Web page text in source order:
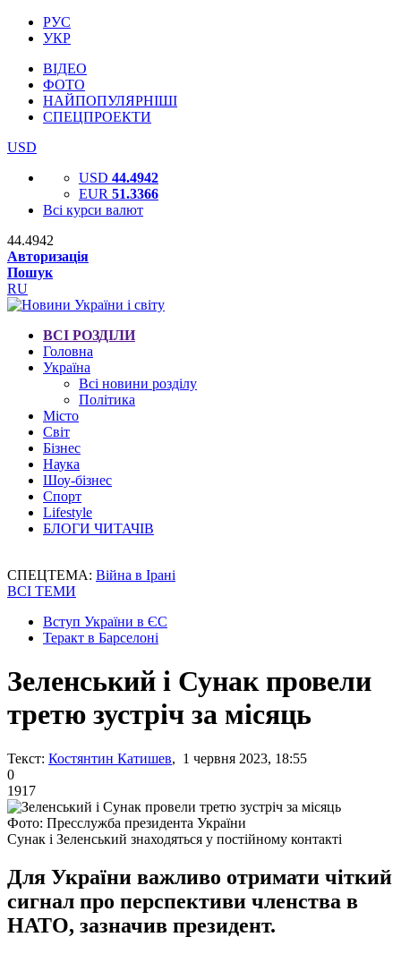
РУС
УКР
ВІДЕО
ФОТО
НАЙПОПУЛЯРНІШІ
СПЕЦПРОЕКТИ
USD
USD 44.4942
EUR 51.3366
Всі курси валют
44.4942
Авторизація
Пошук
RU
ВСІ РОЗДІЛИ
Головна
Україна
Всі новини розділу
Політика
Місто
Світ
Бізнес
Наука
Шоу-бізнес
Спорт
Lifestyle
БЛОГИ ЧИТАЧІВ
СПЕЦТЕМА: Війна в Ірані
ВСІ ТЕМИ
Вступ України в ЄС
Теракт в Барселоні
Зеленський і Сунак провели
третю зустріч за місяць
Текст: Костянтин Катишев, 1 червня 2023, 18:55
0
1917
Фото: Пресслужба президента України
Сунак і Зеленський знаходяться у постійному контакті
Для України важливо отримати чіткий
сигнал про перспективи членства в
НАТО, зазначив президент.